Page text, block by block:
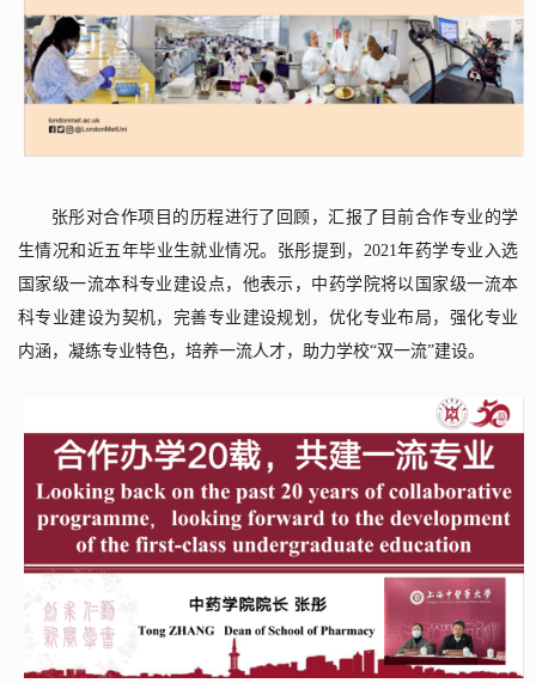
张彤对合作项目的历程进行了回顾，汇报了目前合作专业的学
生情况和近五年毕业生就业情况。张彤提到， 2021年药学专业入选
国家级一流本科专业建设点，他表示，中药学院将以国家级一流本
科专业建设为契机，完善专业建设规划，优化专业布局，强化专业
内涵，凝练专业特色，培养一流人才，助力学校“双一流”建设。